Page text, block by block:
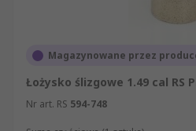
Magazynowane przez
Łożysko ślizgowe 1.49 cal RS
Nr art. RS 594-748